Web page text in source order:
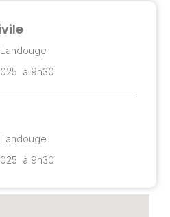
à 9h30
à 9h30